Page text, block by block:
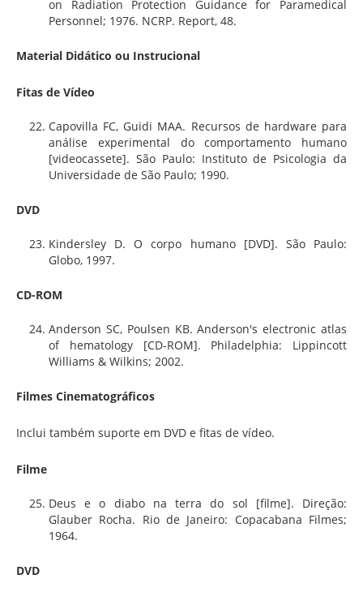
on Radiation Protection Guidance for Paramedical
Personnel; 1976. NCRP. Report, 48.
Material Didático ou Instrucional
Fitas de Vídeo
Capovilla FC, Guidi MAA. Recursos de hardware para
análise experimental do comportamento humano
[videocassete]. São Paulo: Instituto de Psicologia da
Universidade de São Paulo; 1990.
DVD
Kindersley D. O corpo humano [DVD]. São Paulo:
Globo, 1997.
CD-ROM
Anderson SC, Poulsen KB. Anderson's electronic atlas
of hematology [CD-ROM]. Philadelphia: Lippincott
Williams & Wilkins; 2002.
Filmes Cinematográficos
Inclui também suporte em DVD e fitas de vídeo.
Filme
Deus e o diabo na terra do sol [filme]. Direção:
Glauber Rocha. Rio de Janeiro: Copacabana Filmes;
1964.
DVD